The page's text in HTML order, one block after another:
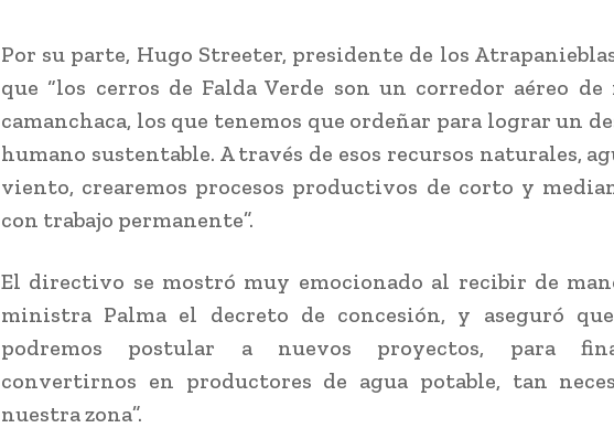
Por su parte, Hugo Streeter, presidente de los
que “los cerros de Falda Verde son un corredor aéreo de
camanchaca, los que tenemos que ordeñar para lograr un
humano sustentable. A través de esos recursos naturales,
viento, crearemos procesos productivos de corto y
con trabajo permanente”.
El directivo se mostró muy emocionado al recibir de
ministra Palma el decreto de concesión, y aseguró
podremos postular a nuevos proyectos, para
convertirnos en productores de agua potable, tan
nuestra zona”.